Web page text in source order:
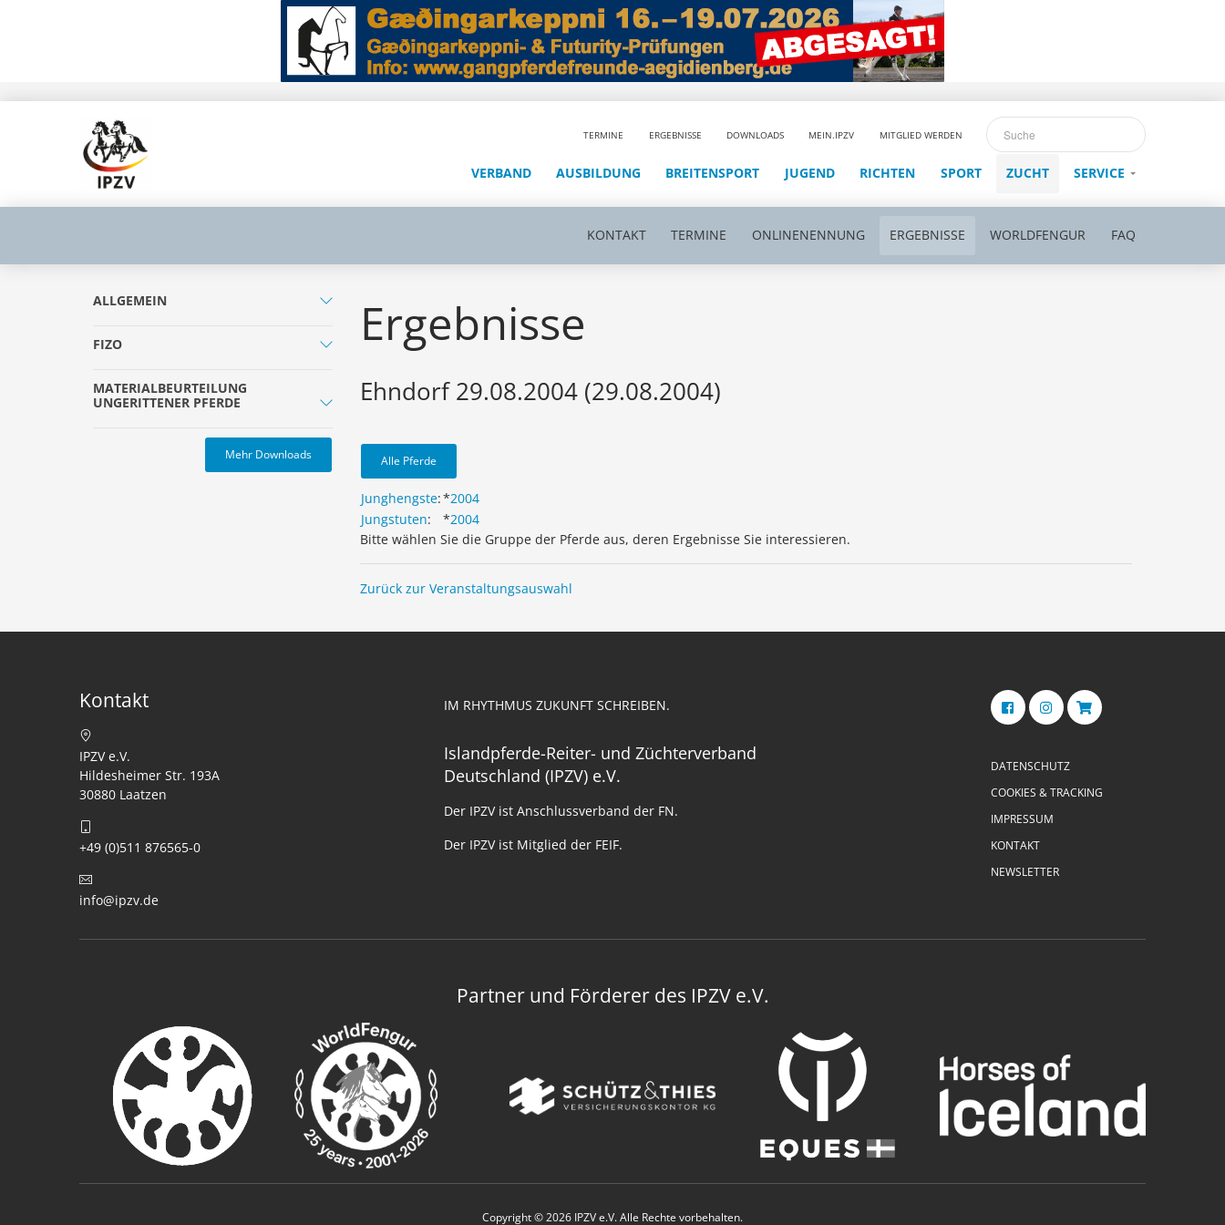
TERMINE ERGEBNISSE DOWNLOADS MEIN.IPZV MITGLIED WERDEN
VERBAND AUSBILDUNG BREITENSPORT JUGEND RICHTEN SPORT ZUCHT SERVICE
KONTAKT TERMINE ONLINENENNUNG ERGEBNISSE WORLDFENGUR FAQ
ALLGEMEIN
FIZO
MATERIALBEURTEILUNG
UNGERITTENER PFERDE
Mehr Downloads
Ergebnisse
Ehndorf 29.08.2004 (29.08.2004)
Alle Pferde
Junghengste:*2004
Jungstuten: *2004
Bitte wählen Sie die Gruppe der Pferde aus, deren Ergebnisse Sie interessieren.
Zurück zur Veranstaltungsauswahl
Kontakt
IPZV e.V.
Hildesheimer Str. 193A
30880 Laatzen
+49 (0)511 876565-0
info@ipzv.de
IM RHYTHMUS ZUKUNFT SCHREIBEN.
Islandpferde-Reiter- und Züchterverband
Deutschland (IPZV) e.V.
Der IPZV ist Anschlussverband der FN.
Der IPZV ist Mitglied der FEIF.
DATENSCHUTZ
COOKIES & TRACKING
IMPRESSUM
KONTAKT
NEWSLETTER
Partner und Förderer des IPZV e.V.
Copyright © 2026 IPZV e.V. Alle Rechte vorbehalten.